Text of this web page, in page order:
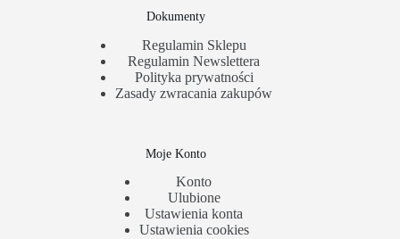
Dokumenty
Regulamin Sklepu
Regulamin Newslettera
Polityka prywatności
Zasady zwracania zakupów
Moje Konto
Konto
Ulubione
Ustawienia konta
Ustawienia cookies